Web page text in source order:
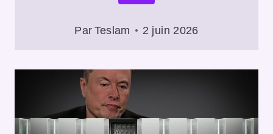
Par Teslam 2 juin 2026